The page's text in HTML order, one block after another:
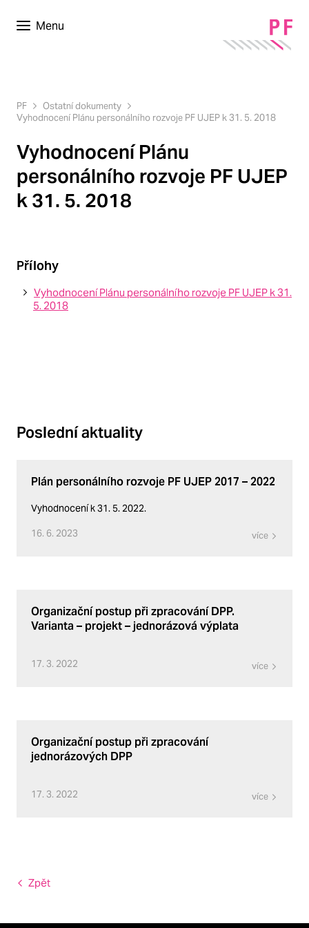
Menu
PF
Ostatní dokumenty
Vyhodnocení Plánu personálního rozvoje PF UJEP k 31. 5. 2018
Vyhodnocení Plánu
personálního rozvoje PF UJEP
k 31. 5. 2018
Přílohy
Vyhodnocení Plánu personálního rozvoje PF UJEP k 31.
5. 2018
Poslední aktuality
Plán personálního rozvoje PF UJEP 2017 – 2022
Vyhodnocení k 31. 5. 2022.
16. 6. 2023 více
Organizační postup při zpracování DPP.
Varianta – projekt – jednorázová výplata
17. 3. 2022 více
Organizační postup při zpracování
jednorázových DPP
17. 3. 2022 více
Zpět